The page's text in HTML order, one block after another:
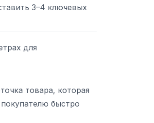
3–4 ключевых
для
товара, которая
быстро